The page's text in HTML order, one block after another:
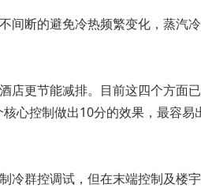
断的避免冷热频繁变化，蒸汽
更节能减排。目前这四个方面
心控制做出10分的效果，最容
群控调试，但在末端控制及楼